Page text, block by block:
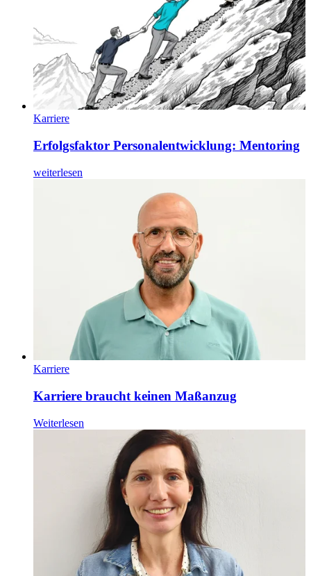
Karriere
Erfolgsfaktor Personalentwicklung: Mentoring
weiterlesen
Karriere
Karriere braucht keinen Maßanzug
Weiterlesen